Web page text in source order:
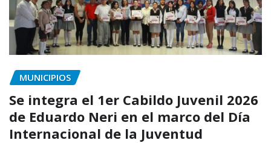
MUNICIPIOS
Se integra el 1er Cabildo Juvenil 2026
de Eduardo Neri en el marco del Día
Internacional de la Juventud